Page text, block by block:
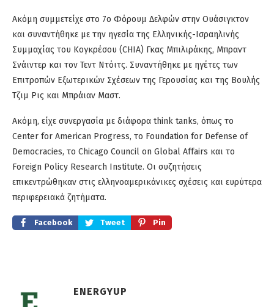
Ακόμη συμμετείχε στο 7ο Φόρουμ Δελφών στην Ουάσιγκτον
και συναντήθηκε με την ηγεσία της Ελληνικής-Ισραηλινής
Συμμαχίας του Κογκρέσου (CHIA) Γκας Μπιλιράκης, Μπραντ
Σνάιντερ και τον Τεντ Ντόιτς. Συναντήθηκε με ηγέτες των
Επιτροπών Εξωτερικών Σχέσεων της Γερουσίας και της Βουλής
Τζιμ Ρις και Μπράιαν Μαστ.
Ακόμη, είχε συνεργασία με διάφορα think tanks, όπως το
Center for American Progress, το Foundation for Defense of
Democracies, το Chicago Council on Global Affairs και το
Foreign Policy Research Institute. Οι συζητήσεις
επικεντρώθηκαν στις ελληνοαμερικάνικες σχέσεις και ευρύτερα
περιφερειακά ζητήματα.
Facebook Tweet Pin
ENERGYUP